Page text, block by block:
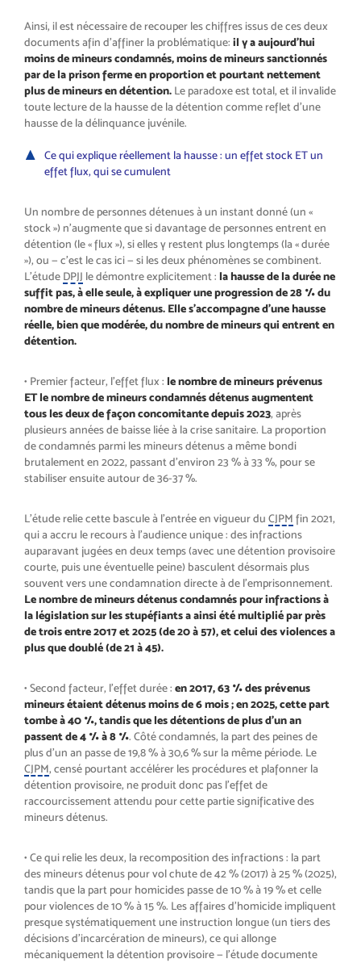
Ainsi, il est nécessaire de recouper les chiffres issus de ces deux
documents afin d’affiner la problématique: il y a aujourd’hui
moins de mineurs condamnés, moins de mineurs sanctionnés
par de la prison ferme en proportion et pourtant nettement
plus de mineurs en détention. Le paradoxe est total, et il invalide
toute lecture de la hausse de la détention comme reflet d’une
hausse de la délinquance juvénile.
Ce qui explique réellement la hausse : un effet stock ET un
effet flux, qui se cumulent
Un nombre de personnes détenues à un instant donné (un «
stock ») n’augmente que si davantage de personnes entrent en
détention (le « flux »), si elles y restent plus longtemps (la « durée
»), ou — c’est le cas ici — si les deux phénomènes se combinent.
L’étude DPJJ le démontre explicitement : la hausse de la durée ne
suffit pas, à elle seule, à expliquer une progression de 28 % du
nombre de mineurs détenus. Elle s’accompagne d’une hausse
réelle, bien que modérée, du nombre de mineurs qui entrent en
détention.
• Premier facteur, l’effet flux : le nombre de mineurs prévenus
ET le nombre de mineurs condamnés détenus augmentent
tous les deux de façon concomitante depuis 2023, après
plusieurs années de baisse liée à la crise sanitaire. La proportion
de condamnés parmi les mineurs détenus a même bondi
brutalement en 2022, passant d’environ 23 % à 33 %, pour se
stabiliser ensuite autour de 36-37 %.
L’étude relie cette bascule à l’entrée en vigueur du CJPM fin 2021,
qui a accru le recours à l’audience unique : des infractions
auparavant jugées en deux temps (avec une détention provisoire
courte, puis une éventuelle peine) basculent désormais plus
souvent vers une condamnation directe à de l’emprisonnement.
Le nombre de mineurs détenus condamnés pour infractions à
la législation sur les stupéfiants a ainsi été multiplié par près
de trois entre 2017 et 2025 (de 20 à 57), et celui des violences a
plus que doublé (de 21 à 45).
• Second facteur, l’effet durée : en 2017, 63 % des prévenus
mineurs étaient détenus moins de 6 mois ; en 2025, cette part
tombe à 40 %, tandis que les détentions de plus d’un an
passent de 4 % à 8 %. Côté condamnés, la part des peines de
plus d’un an passe de 19,8 % à 30,6 % sur la même période. Le
CJPM, censé pourtant accélérer les procédures et plafonner la
détention provisoire, ne produit donc pas l’effet de
raccourcissement attendu pour cette partie significative des
mineurs détenus.
• Ce qui relie les deux, la recomposition des infractions : la part
des mineurs détenus pour vol chute de 42 % (2017) à 25 % (2025),
tandis que la part pour homicides passe de 10 % à 19 % et celle
pour violences de 10 % à 15 %. Les affaires d’homicide impliquent
presque systématiquement une instruction longue (un tiers des
décisions d’incarcération de mineurs), ce qui allonge
mécaniquement la détention provisoire — l’étude documente